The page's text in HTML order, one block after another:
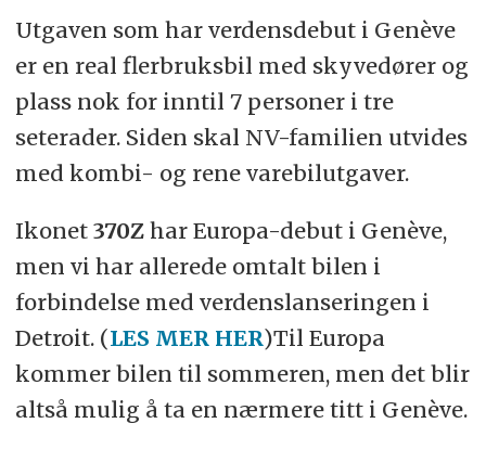
Utgaven som har verdensdebut i Genève
er en real flerbruksbil med skyvedører og
plass nok for inntil 7 personer i tre
seterader. Siden skal NV-familien utvides
med kombi- og rene varebilutgaver.
Ikonet 370Zhar Europa-debut i Genève,
men vi har allerede omtalt bilen i
forbindelse med verdenslanseringen i
Detroit. (LES MER HER)Til Europa
kommer bilen til sommeren, men det blir
altså mulig å ta en nærmere titt i Genève.